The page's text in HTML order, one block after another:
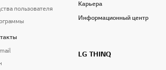
пользователя
Карьера
Информационный центр
LG THINQ